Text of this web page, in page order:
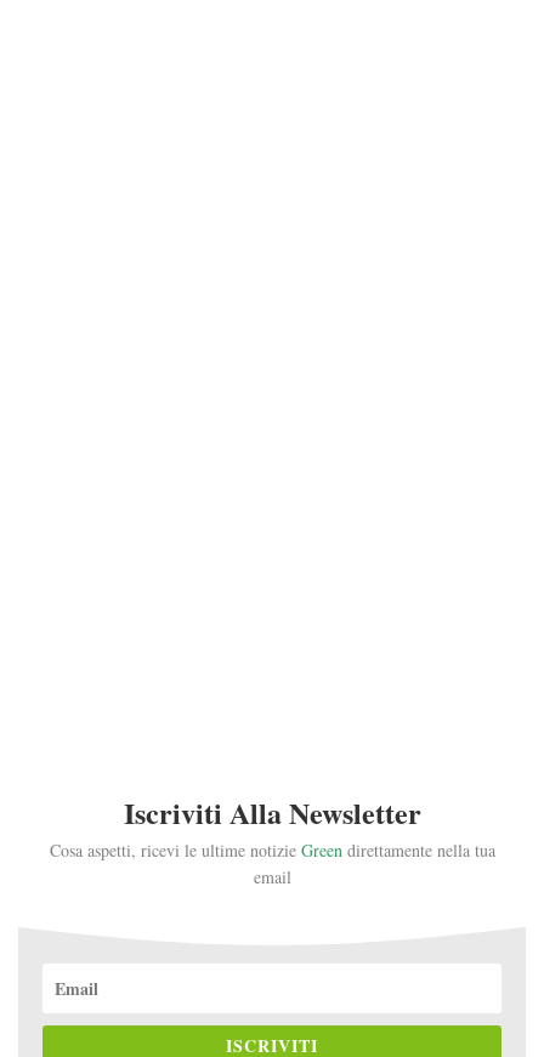
Iscriviti Alla Newsletter
Cosa aspetti, ricevi le ultime notizie Greendirettamente nella tua
email
ISCRIVITI